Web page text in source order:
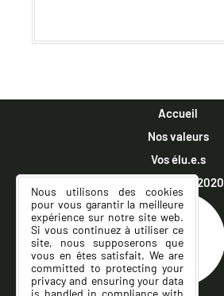
Accueil
Nos valeurs
Vos élu.e.s
Municipales 2020
Nous utilisons des cookies
pour vous garantir la meilleure
expérience sur notre site web.
Si vous continuez à utiliser ce
site, nous supposerons que
vous en êtes satisfait. We are
committed to protecting your
privacy and ensuring your data
is handled in compliance with